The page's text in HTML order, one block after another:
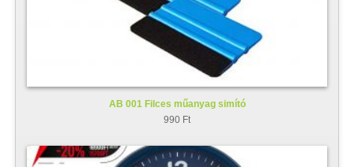
AB 001 Filces műanyag simító
990 Ft